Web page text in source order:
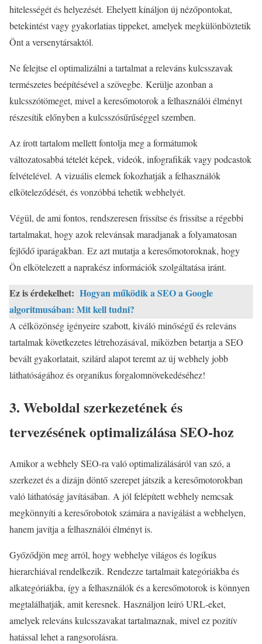
hitelességét és helyezését. Ehelyett kínáljon új nézőpontokat,
betekintést vagy gyakorlatias tippeket, amelyek megkülönböztetik
Önt a versenytársaktól.
Ne felejtse el optimalizálni a tartalmat a releváns kulcsszavak
természetes beépítésével a szövegbe. Kerülje azonban a
kulcsszótömeget, mivel a keresőmotorok a felhasználói élményt
részesítik előnyben a kulcsszósűrűséggel szemben.
Az írott tartalom mellett fontolja meg a formátumok
változatosabbá tételét képek, videók, infografikák vagy podcastok
felvételével. A vizuális elemek fokozhatják a felhasználók
elköteleződését, és vonzóbbá tehetik webhelyét.
Végül, de ami fontos, rendszeresen frissítse és frissítse a régebbi
tartalmakat, hogy azok relevánsak maradjanak a folyamatosan
fejlődő iparágakban. Ez azt mutatja a keresőmotoroknak, hogy
Ön elkötelezett a naprakész információk szolgáltatása iránt.
Ez is érdekelhet: Hogyan működik a SEO a Google
algoritmusában: Mit kell tudni?
A célközönség igényeire szabott, kiváló minőségű és releváns
tartalmak következetes létrehozásával, miközben betartja a SEO
bevált gyakorlatait, szilárd alapot teremt az új webhely jobb
láthatóságához és organikus forgalomnövekedéséhez!
3. Weboldal szerkezetének és
tervezésének optimalizálása SEO-hoz
Amikor a webhely SEO-ra való optimalizálásáról van szó, a
szerkezet és a dizájn döntő szerepet játszik a keresőmotorokban
való láthatóság javításában. A jól felépített webhely nemcsak
megkönnyíti a keresőrobotok számára a navigálást a webhelyen,
hanem javítja a felhasználói élményt is.
Győződjön meg arról, hogy webhelye világos és logikus
hierarchiával rendelkezik. Rendezze tartalmait kategóriákba és
alkategóriákba, így a felhasználók és a keresőmotorok is könnyen
megtalálhatják, amit keresnek. Használjon leíró URL-eket,
amelyek releváns kulcsszavakat tartalmaznak, mivel ez pozitív
hatással lehet a rangsorolásra.